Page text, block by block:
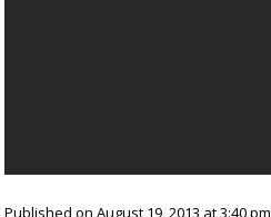
Published on August 19, 2013 at 3:40 pm